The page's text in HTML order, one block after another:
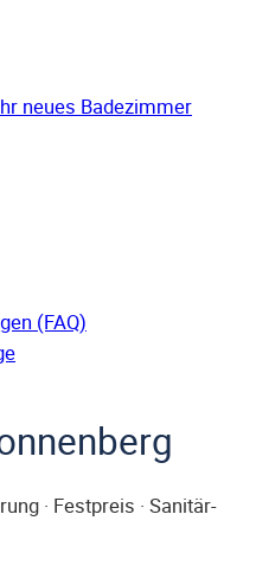
neues Badezimmer
(FAQ)
· Festpreis · Sanitär-